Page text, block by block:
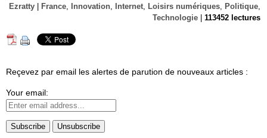
Ezratty
France, Innovation, Internet, Loisirs numériques, Politique,
Technologie
113452 lectures
Reçevez par email les alertes de parution de nouveaux articles :
Your email: